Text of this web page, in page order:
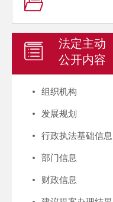
法定主动
公开内容
组织机构
发展规划
行政执法基础信息
部门信息
财政信息